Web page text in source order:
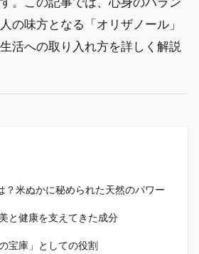
の味方となる「オリザノール」
活への取り入れ方を詳しく解説
？米ぬかに秘められた天然のパワー
と健康を支えてきた成分
宝庫」としての役割